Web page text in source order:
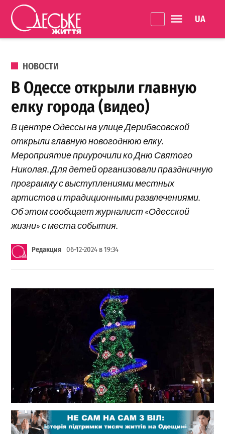
Перейти к содержанию
життя
ОПУБЛИКОВАНО В
НОВОСТИ
В Одессе открыли главную
елку города (видео)
В центре Одессы на улице Дерибасовской
открыли главную новогоднюю елку.
Мероприятие приурочили ко Дню Святого
Николая. Для детей организовали праздничную
программу с выступлениями местных
артистов и традиционными развлечениями.
Об этом сообщает журналист «Одесской
жизни» с места события.
Редакция 06-12-2024 в 19:34